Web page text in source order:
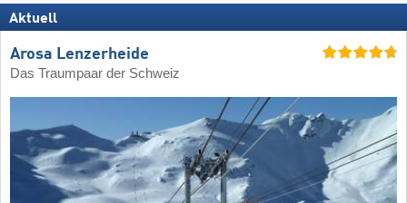
Aktuell
Arosa Lenzerheide
Das Traumpaar der Schweiz